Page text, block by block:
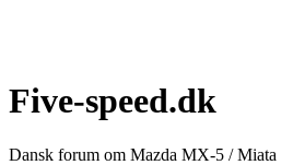
Five-speed.dk
Dansk forum om Mazda MX-5 / Miata